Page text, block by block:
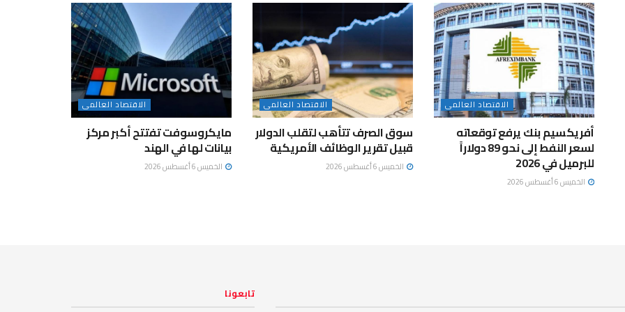
الاقتصاد العالمى
أفريكسيم بنك يرفع توقعاته
لسعر النفط إلى نحو 89 دولاراً
للبرميل في 2026
الخميس 6 أغسطس 2026
الاقتصاد العالمى
سوق الصرف تتأهب لتقلب الدولار
قبيل تقرير الوظائف الأمريكية
الخميس 6 أغسطس 2026
الاقتصاد العالمى
مايكروسوفت تفتتح أكبر مركز
بيانات لها في الهند
الخميس 6 أغسطس 2026
تابعونا